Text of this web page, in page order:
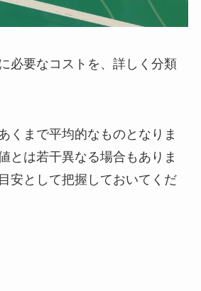
必要なコストを、詳しく分類
くまで平均的なものとなりま
とは若干異なる場合もありま
安として把握しておいてくだ